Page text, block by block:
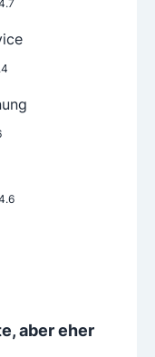
aber eher